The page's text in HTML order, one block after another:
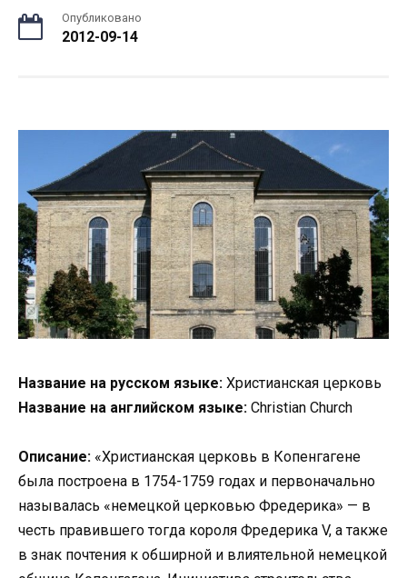
Опубликовано
2012-09-14
Название на русском языке: Христианская церковь
Название на английском языке: Christian Church
Описание: «Христианская церковь в Копенгагене
была построена в 1754-1759 годах и первоначально
называлась «немецкой церковью Фредерика» — в
честь правившего тогда короля Фредерика V, а также
в знак почтения к обширной и влиятельной немецкой